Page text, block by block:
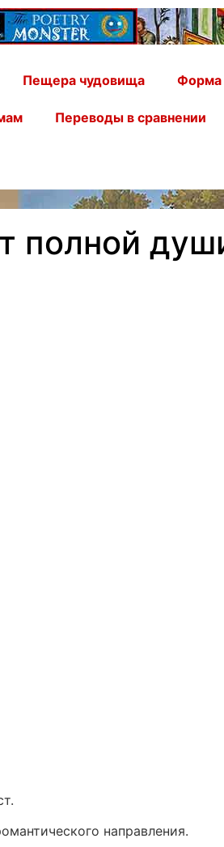
Пещера чудовища Форма
Переводы в сравнении
полной
направления.